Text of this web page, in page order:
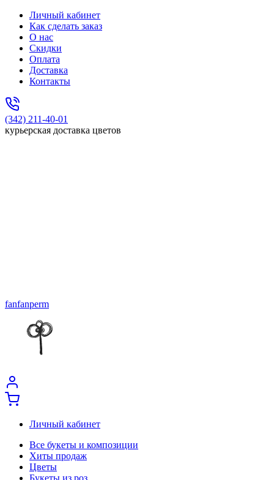
Личный кабинет
Как сделать заказ
О нас
Скидки
Оплата
Доставка
Контакты
(342) 211-40-01
курьерская доставка цветов
fanfanperm
Личный кабинет
Все букеты и композиции
Хиты продаж
Цветы